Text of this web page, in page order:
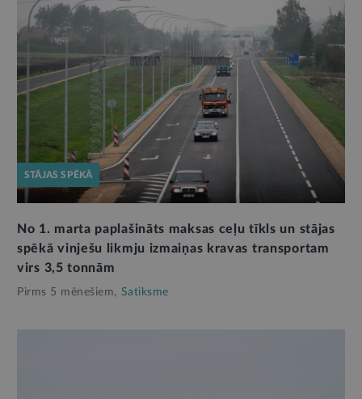
STĀJAS SPĒKĀ
No 1. marta paplašināts maksas ceļu tīkls un stājas
spēkā vinješu likmju izmaiņas kravas transportam
virs 3,5 tonnām
Pirms 5 mēnešiem, Satiksme